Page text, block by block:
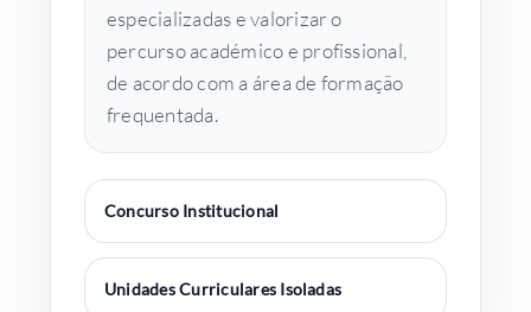
especializadas e valorizar o
percurso académico e profissional,
de acordo com a área de formação
frequentada.
Concurso Institucional
Unidades Curriculares Isoladas